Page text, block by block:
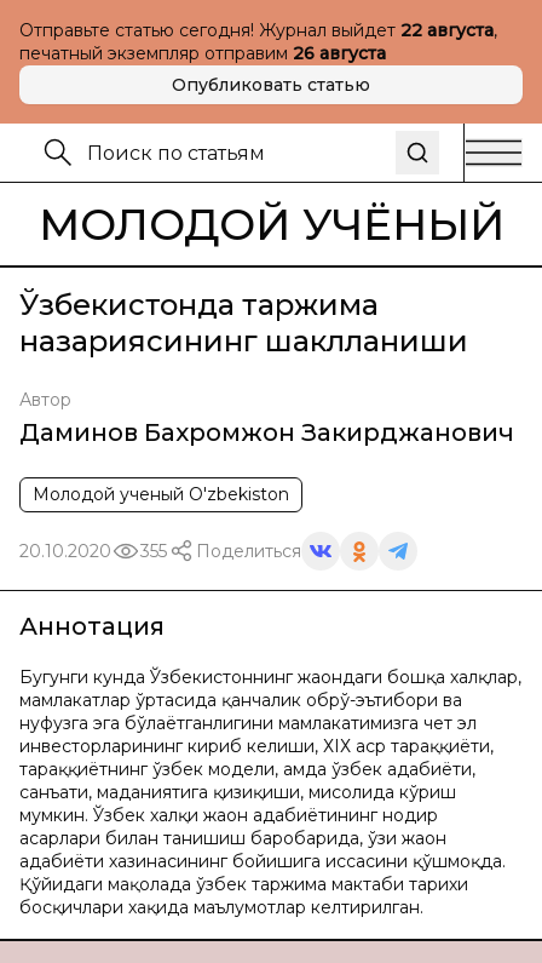
Отправьте статью сегодня! Журнал выйдет 22 августа,
печатный экземпляр отправим 26 августа
Опубликовать статью
МОЛОДОЙ УЧЁНЫЙ
Ўзбекистонда таржима
назариясининг шаклланиши
Автор
Даминов Бахромжон Закирджанович
Молодой ученый O'zbekiston
20.10.2020 355 Поделиться
Аннотация
Бугунги кунда Ўзбекистоннинг жаҳондаги бошқа халқлар,
мамлакатлар ўртасида қанчалик обрў-эътибори ва
нуфузга эга бўлаётганлигини мамлакатимизга чет эл
инвесторларининг кириб келиши, ХIХ аср тараққиёти,
тараққиётнинг ўзбек модели, ҳамда ўзбек адабиёти,
санъати, маданиятига қизиқиши, мисолида кўриш
мумкин. Ўзбек халқи жаҳон адабиётининг нодир
асарлари билан танишиш баробарида, ўзи жаҳон
адабиёти хазинасининг бойишига ҳиссасини қўшмоқда.
Қўйидаги мақолада ўзбек таржима мактаби тарихи
босқичлари хақида маълумотлар келтирилган.